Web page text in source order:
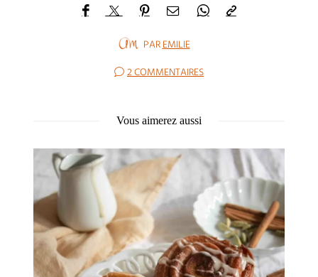
PAREMILIE
2 COMMENTAIRES
Vous aimerez aussi